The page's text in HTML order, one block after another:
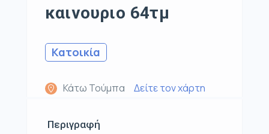
καινουριο 64τμ
Κατοικία
Κάτω Τούμπα Δείτε τον χάρτη
Περιγραφή